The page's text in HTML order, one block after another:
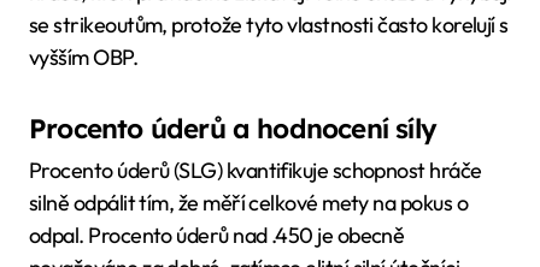
se strikeoutům, protože tyto vlastnosti často korelují s
vyšším OBP.
Procento úderů a hodnocení síly
Procento úderů (SLG) kvantifikuje schopnost hráče
silně odpálit tím, že měří celkové mety na pokus o
odpal. Procento úderů nad .450 je obecně